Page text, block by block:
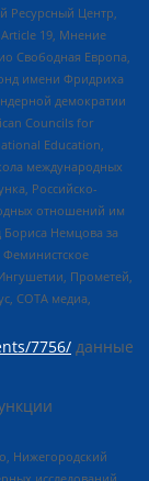
Ресурсный Центр,
19, Мнение
Свободная Европа,
имени Фридриха
демократии
Councils for
Education,
международных
Российско-
отношений им
Немцова за
Прометей,
СОТА медиа,
7756/ данные
Нижегородский